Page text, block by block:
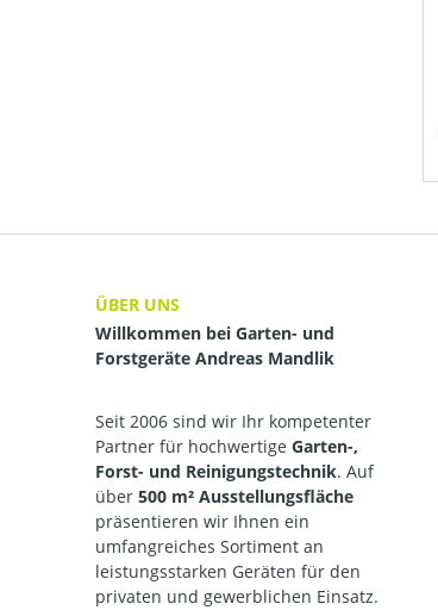
ÜBER UNS
Willkommen bei Garten- und
Forstgeräte Andreas Mandlik
Seit 2006 sind wir Ihr kompetenter
Partner für hochwertige Garten-,
Forst- und Reinigungstechnik. Auf
über 500 m² Ausstellungsfläche
präsentieren wir Ihnen ein
umfangreiches Sortiment an
leistungsstarken Geräten für den
privaten und gewerblichen Einsatz.